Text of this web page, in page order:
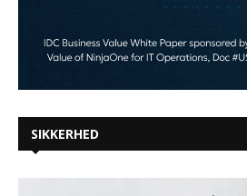
SIKKERHED